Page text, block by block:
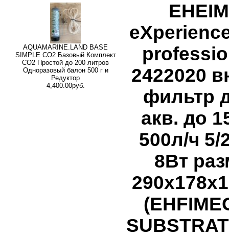
AQUAMARINE.LAND BASE
SIMPLE СО2 Базовый Комплект
СО2 Простой до 200 литров
Одноразовый балон 500 г и
Редуктор
4,400.00руб.
EHEIM
2422020
фильтр
акв. до
500л/ч 5/
8Вт